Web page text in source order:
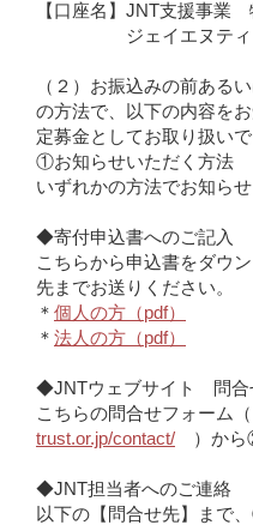
【口座名】JNT支援事
ジェイエヌティシエ
（２）お振込みの前ある
の方法で、以下の内容を
定募金としてお取り扱い
①お知らせいただく方法
いずれかの方法でお知らせ
◆寄付申込書へのご記入
こちらから申込書をダウ
先までお送りください。
＊ 個人の方（pdf）
＊ 法人の方（pdf）
◆JNTウェブサイト 問合
こちらの問合せフォーム
trust.or.jp/contact/ ）から
◆JNT担当者へのご連絡
以下の【問合せ先】まで